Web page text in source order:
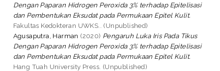
Dengan Paparan Hidrogen Peroxida 3% terhadap Epitelisasi
dan Pembentukan Eksudat pada Permukaan Epitel Kulit.
Fakultas Kedokteran UWKS.. (Unpublished)
Agusaputra, Harman (2020) Pengaruh Luka Iris Pada Tikus
Dengan Paparan Hidrogen Peroxida 3% terhadap Epitelisasi
dan Pembentukan Eksudat pada Permukaan Epitel Kulit.
Hang Tuah University Press. (Unpublished)